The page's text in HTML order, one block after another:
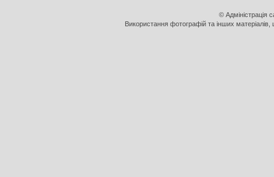
© Адміністрація
Використання фотографій та інших матеріалів,